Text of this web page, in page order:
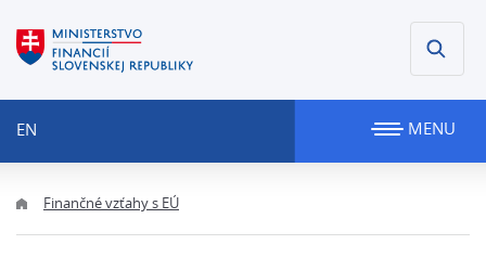
EN MENU
Finančné vzťahy s EÚ